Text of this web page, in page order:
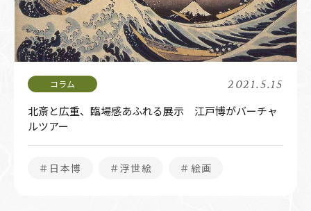
2021.5.15
北斎と広重、臨場感あふれる展示 江戸博がバーチャ
ルツアー
＃日本博 ＃浮世絵 ＃絵画